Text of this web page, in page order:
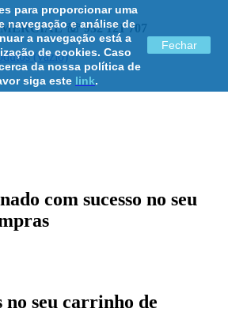
para proporcionar uma
navegação e análise de
a navegação está a
de cookies. Caso
da nossa política de
siga este link.
Fechar
☏ 932 121 707
(vazio)
com sucesso no seu
no seu carrinho de